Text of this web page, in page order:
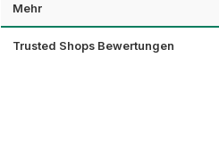
Mehr
Trusted Shops Bewertungen